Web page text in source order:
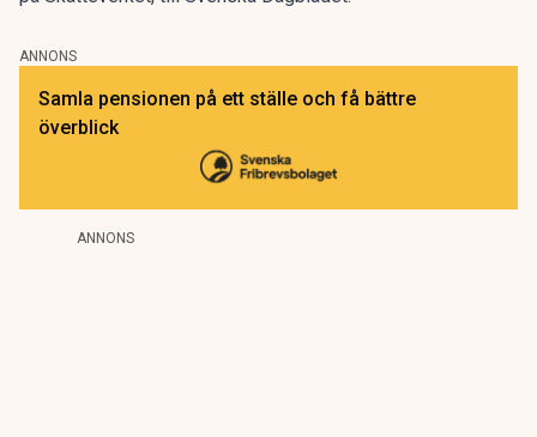
ANNONS
Samla pensionen på ett ställe och få bättre
överblick
ANNONS